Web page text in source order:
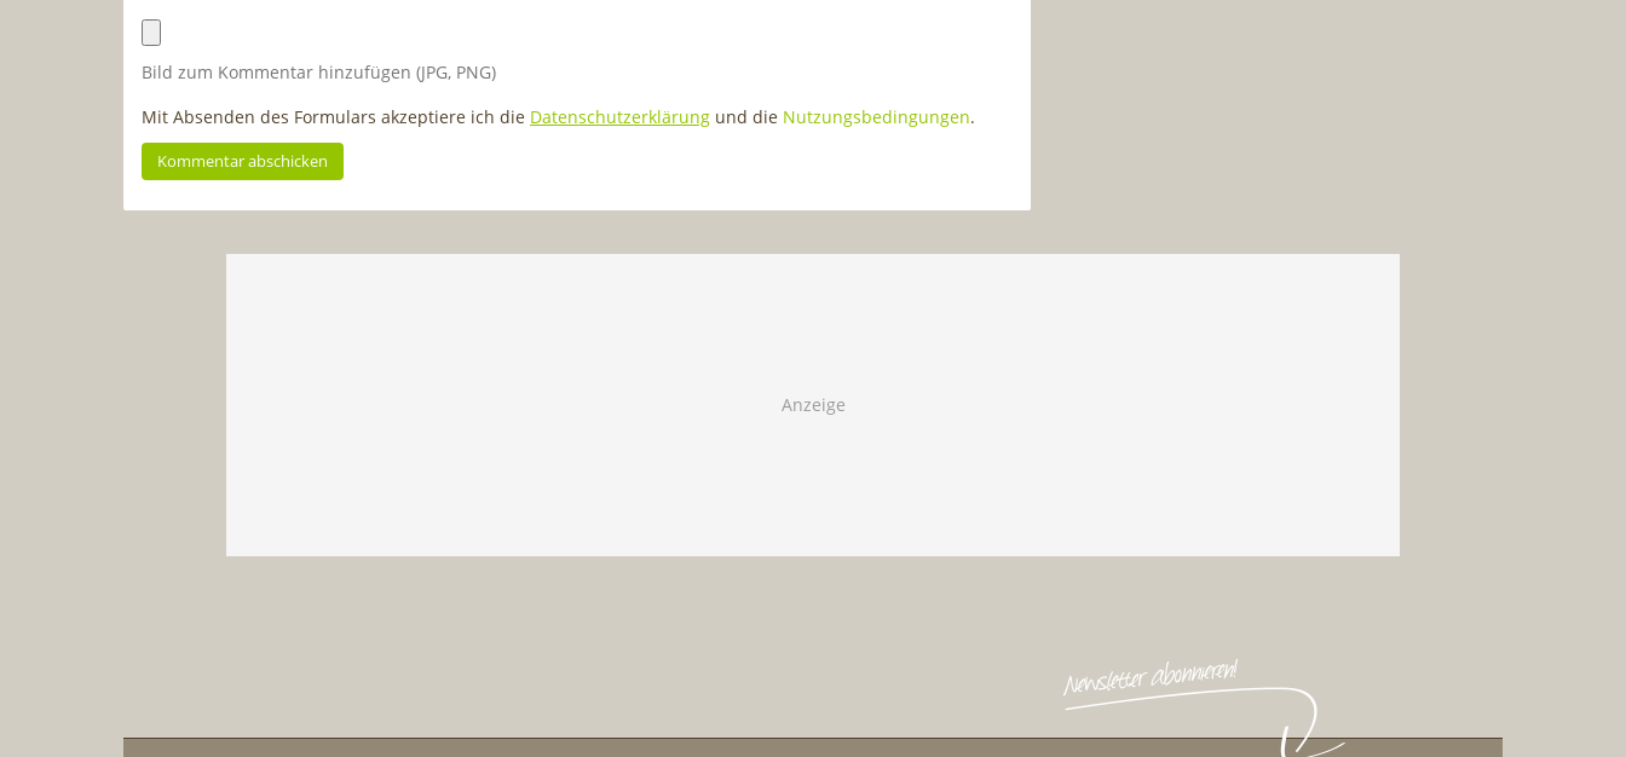
Bild zum Kommentar hinzufügen (JPG, PNG)
Mit Absenden des Formulars akzeptiere ich die Datenschutzerklärung und die Nutzungsbedingungen.